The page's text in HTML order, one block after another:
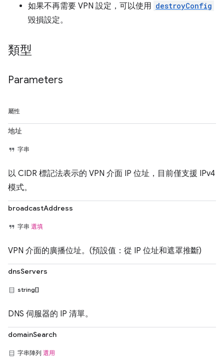
如果不再需要 VPN 設定，可以使用 destroyConfig
毀損設定。
類型
Parameters
屬性
地址
字串
以 CIDR 標記法表示的 VPN 介面 IP 位址，目前僅支援 IPv4
模式。
broadcastAddress
字串 選填
VPN 介面的廣播位址。(預設值：從 IP 位址和遮罩推斷)
dnsServers
string[]
DNS 伺服器的 IP 清單。
domainSearch
字串陣列 選用